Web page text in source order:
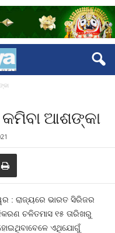
ଆଶଙ୍କା
: ରାଜ୍ୟରେ ଭାରତ ସିରିଜର
ଚଳିତମାସ ୧୫ ତାରିଖରୁ
ଏଥିଯୋଗୁଁ